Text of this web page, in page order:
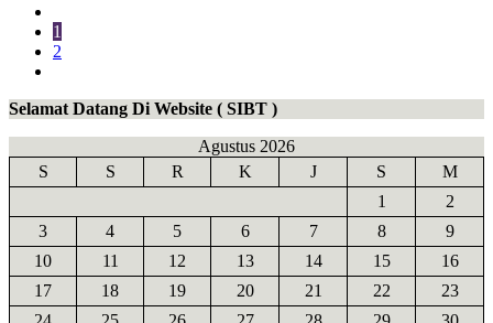
1
2
Selamat Datang Di Website ( SIBT )
Agustus 2026
S
S R K J S
M
1
2
3
4 5 6 7 8
9
10
11 12 13 14 15
16
17
18 19 20 21 22
23